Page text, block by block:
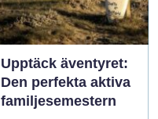
Upptäck äventyret:
Den perfekta aktiva
familjesemestern